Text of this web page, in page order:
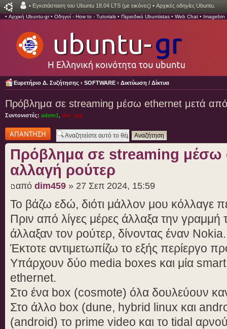
• Εγκατάσταση του Ubuntu 18.04 LTS (με εικόνες) • Αρχικές οδηγίες Ubuntu.
• Αρχική Ubuntu-gr• Οδηγοί - How to - Tutorials • Περιοδικό Ubuntistas • Web Chat • Imagebin
Ευρετήριο Δ. Συζήτησης ‹ SOFTWARE ‹ Δικτύωση / Δίκτυα
Πρόβλημα σε streaming μέσω ethernet μετά
Συντονιστές: adem1 the_eye
Δημιουργία
απάντησης
Πρόβλημα σε streaming μέσω
αλλαγή ρούτερ
από dim459 » 27 Σεπ 2024, 15:59
Το βάζω εδώ, διότι μάλλον μου κόλλαγε
Πριν από λίγες μέρες άλλαξα την
άλλαξαν τον ρούτερ, δίνοντας έναν Nokia.
Έκτοτε αντιμετωπίζω το εξής περίεργο
Υπάρχουν δύο media boxes και μία
ethernet.
Στο ένα box (cosmote) όλα δουλεύουν
Στο άλλο box (dune, hybrid linux και
(android) το prime video και το tidal